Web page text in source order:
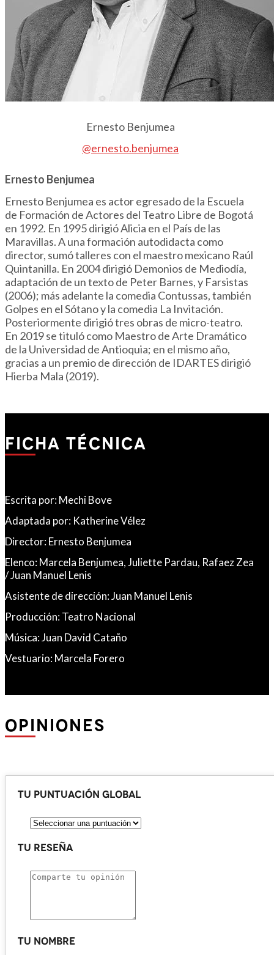
Ernesto Benjumea
@ernesto.benjumea
Ernesto Benjumea
Ernesto Benjumea es actor egresado de la Escuela
de Formación de Actores del Teatro Libre de Bogotá
en 1992. En 1995 dirigió Alicia en el País de las
Maravillas. A una formación autodidacta como
director, sumó talleres con el maestro mexicano Raúl
Quintanilla. En 2004 dirigió Demonios de Mediodía,
adaptación de un texto de Peter Barnes, y Farsistas
(2006); más adelante la comedia Contussas, también
Golpes en el Sótano y la comedia La Invitación.
Posteriormente dirigió tres obras de micro-teatro.
En 2019 se tituló como Maestro de Arte Dramático
de la Universidad de Antioquia; en el mismo año,
gracias a un premio de dirección de IDARTES dirigió
Hierba Mala (2019).
FICHA TÉCNICA
Escrita por: Mechi Bove
Adaptada por: Katherine Vélez
Director: Ernesto Benjumea
Elenco: Marcela Benjumea, Juliette Pardau, Rafaez Zea
/ Juan Manuel Lenis
Asistente de dirección: Juan Manuel Lenis
Producción: Teatro Nacional
Música: Juan David Cataño
Vestuario: Marcela Forero
OPINIONES
Tu puntuación global
Tu reseña
Tu nombre